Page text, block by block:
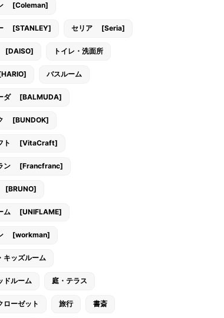
[Coleman]
[STANLEY] セリア [Seria]
[DAISO] トイレ・洗面所
バスルーム
ダ [BALMUDA]
[BUNDOK]
フト [VitaCraft]
ン [Francfranc]
[BRUNO]
ム [UNIFLAME]
[workman]
キッズルーム
ドルーム 庭・テラス
ローゼット 旅行 書斎